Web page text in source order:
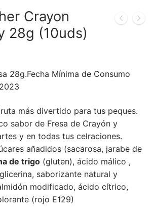
Crayon
28g (10uds)
28g.Fecha Mínima de Consumo
más divertido para tus peques.
sabor de Fresa de Crayón y
y en todas tus celraciones.
añadidos (sacarosa, jarabe de
de trigo (gluten), ácido málico ,
saborizante natural y
modificado, ácido cítrico,
(rojo E129)